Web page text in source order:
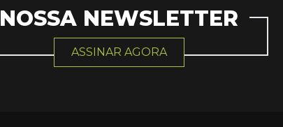
NOSSA NEWSLETTER
ASSINAR AGORA